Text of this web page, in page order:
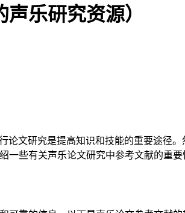
乐研究资源）
论文研究是提高知识和技能的重要途径
些有关声乐论文研究中参考文献的重